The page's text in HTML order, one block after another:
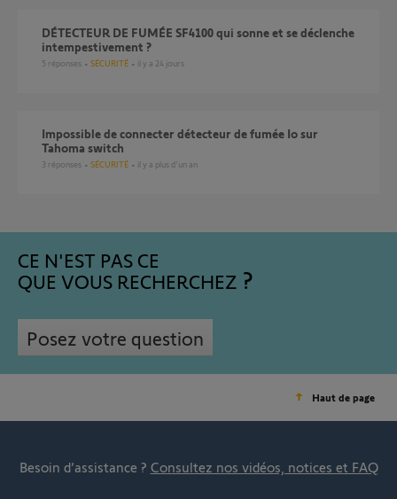
DÉTECTEUR DE FUMÉE SF4100 qui sonne et se déclenche
intempestivement ?
5 réponses SÉCURITÉ il y a 24 jours
Impossible de connecter détecteur de fumée Io sur
Tahoma switch
3 réponses SÉCURITÉ il y a plus d'un an
CE N'EST PAS CE
QUE VOUS RECHERCHEZ
Posez votre question
Haut de page
Besoin d’assistance ? Consultez nos vidéos, notices et FAQ